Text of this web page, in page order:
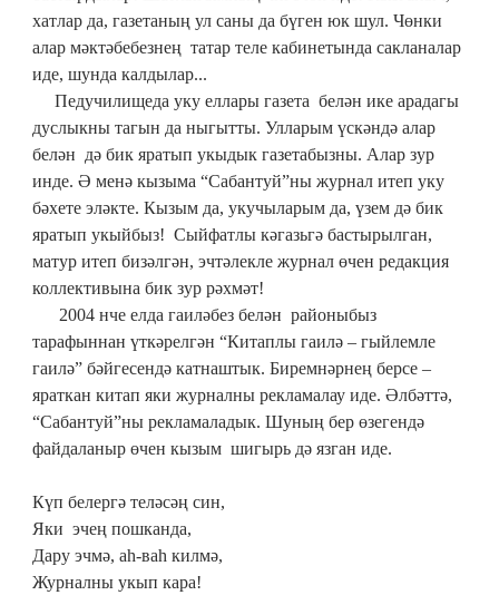
хатлар да, газетаның ул саны да бүген юк шул. Чөнки
алар мәктәбебезнең татар теле кабинетында сакланалар
иде, шунда калдылар...
Педучилищеда уку еллары газета белән ике арадагы
дуслыкны тагын да ныгытты. Улларым үскәндә алар
белән дә бик яратып укыдык газетабызны. Алар зур
инде. Ә менә кызыма “Сабантуй”ны журнал итеп уку
бәхете эләкте. Кызым да, укучыларым да, үзем дә бик
яратып укыйбыз! Сыйфатлы кәгазьгә бастырылган,
матур итеп бизәлгән, эчтәлекле журнал өчен редакция
коллективына бик зур рәхмәт!
2004 нче елда гаиләбез белән районыбыз
тарафыннан үткәрелгән “Китаплы гаилә – гыйлемле
гаилә” бәйгесендә катнаштык. Биремнәрнең берсе –
яраткан китап яки журналны рекламалау иде. Әлбәттә,
“Сабантуй”ны рекламаладык. Шуның бер өзегендә
файдаланыр өчен кызым шигырь дә язган иде.
Күп белергә теләсәң син,
Яки эчең пошканда,
Дару эчмә, аһ-ваһ килмә,
Журналны укып кара!